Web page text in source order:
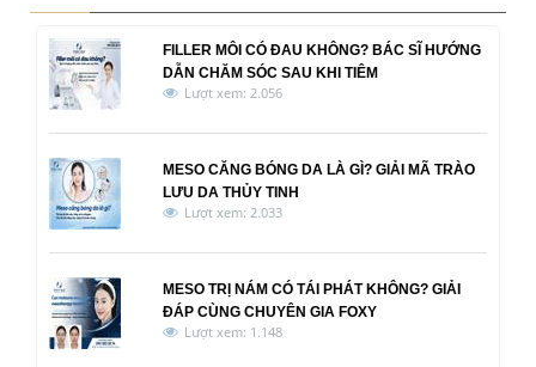
FILLER MÔI CÓ ĐAU KHÔNG? BÁC SĨ HƯỚNG
DẪN CHĂM SÓC SAU KHI TIÊM
Lượt xem: 2.056
MESO CĂNG BÓNG DA LÀ GÌ? GIẢI MÃ TRÀO
LƯU DA THỦY TINH
Lượt xem: 2.033
MESO TRỊ NÁM CÓ TÁI PHÁT KHÔNG? GIẢI
ĐÁP CÙNG CHUYÊN GIA FOXY
Lượt xem: 1.148